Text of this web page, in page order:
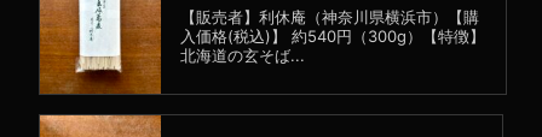
【販売者】利休庵（神奈川県横浜市）【購
入価格(税込)】 約540円（300g）【特徴】
北海道の玄そば...